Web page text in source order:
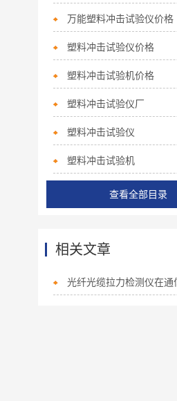
万能塑料冲击试验仪价格
塑料冲击试验仪价格
塑料冲击试验机价格
塑料冲击试验仪厂
塑料冲击试验仪
塑料冲击试验机
查看全部目录
相关文章